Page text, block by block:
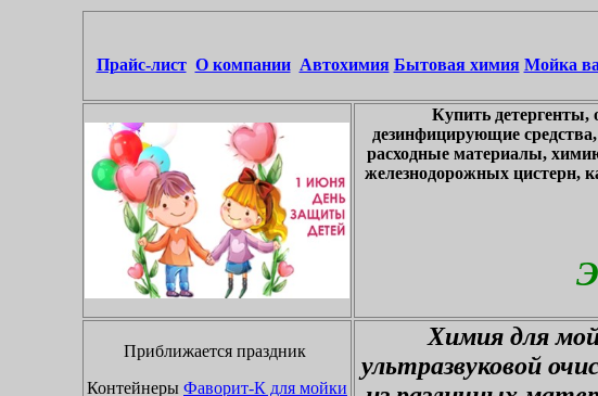
Прайс-лист О компании Автохимия Бытовая химия Мойка
Купить детергенты,
дезинфицирующие
расходные материалы,
железнодорожных цистерн,
Приближается праздник
Контейнеры Фаворит-К для мойки
Химия для
ультразвуковой